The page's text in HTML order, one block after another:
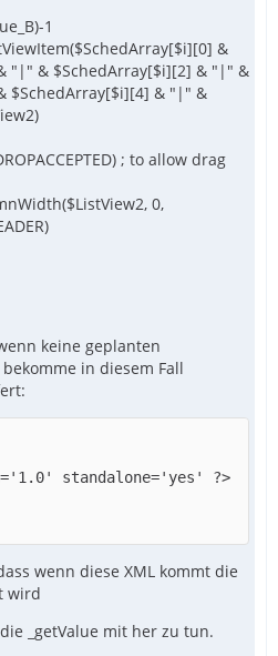
1
&
"|" & $SchedArray[$i][2] & "|" &
$SchedArray[$i][4] & "|" &
; to allow drag
0,
keine geplanten
in diesem Fall
wenn diese XML kommt die
wird
_getValue mit her zu tun.